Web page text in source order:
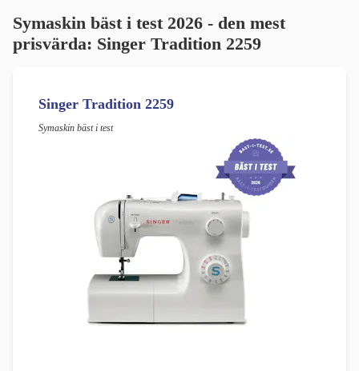
Symaskin bäst i test 2026 - den mest
prisvärda: Singer Tradition 2259
Singer Tradition 2259
Symaskin bäst i test